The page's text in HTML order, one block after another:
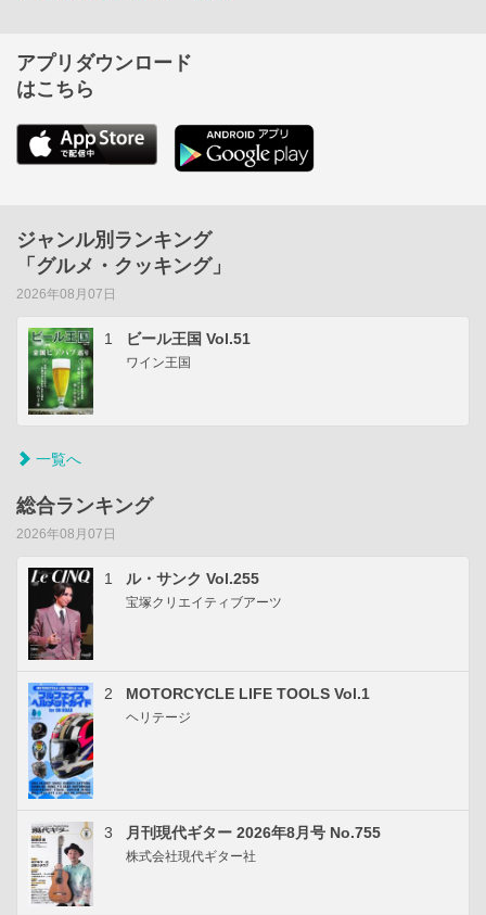
アプリダウンロード
はこちら
ジャンル別ランキング
「グルメ・クッキング」
2026年08月07日
1 ビール王国 Vol.51
ワイン王国
一覧へ
総合ランキング
2026年08月07日
1 ル・サンク Vol.255
宝塚クリエイティブアーツ
2 MOTORCYCLE LIFE TOOLS Vol.1
ヘリテージ
3 月刊現代ギター 2026年8月号 No.755
株式会社現代ギター社